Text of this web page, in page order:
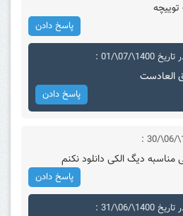
پاسخ دادن
1400\/07\/01 :
العادست
پاسخ دادن
مناسبه دیگ الکی دانلود نکنم
پاسخ دادن
1400\/06\/31 :